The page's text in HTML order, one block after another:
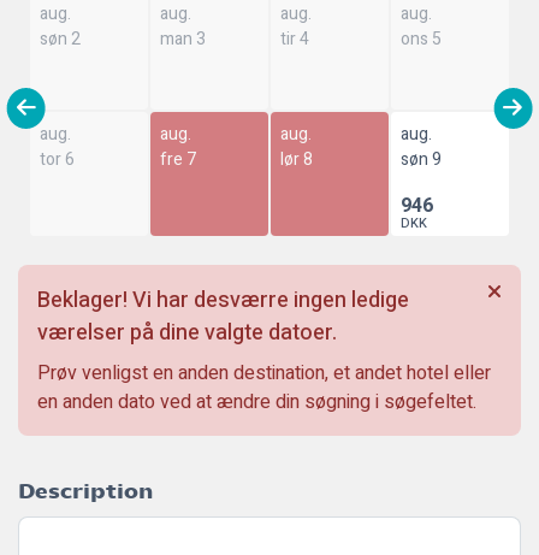
aug.
søn 2
aug.
man 3
aug.
tir 4
aug.
ons 5
aug.
tor 6
aug.
fre 7
aug.
lør 8
aug.
søn 9
946
DKK
Beklager! Vi har desværre ingen ledige
værelser på dine valgte datoer.
Prøv venligst en anden destination, et andet hotel eller
en anden dato ved at ændre din søgning i søgefeltet.
Description